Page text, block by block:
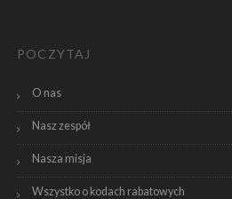
POCZYTAJ
O nas
Nasz zespół
Nasza misja
Wszystko o kodach rabatowych